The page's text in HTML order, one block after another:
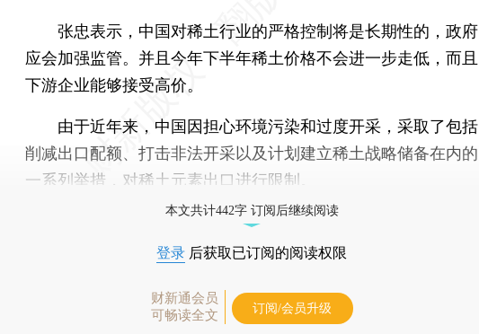
张忠表示，中国对稀土行业的严格控制将是长期性的，政府
应会加强监管。并且今年下半年稀土价格不会进一步走低，而且
下游企业能够接受高价。
由于近年来，中国因担心环境污染和过度开采，采取了包括
削减出口配额、打击非法开采以及计划建立稀土战略储备在内的
一系列举措，对稀土元素出口进行限制。
本文共计442字 订阅后继续阅读
登录 后获取已订阅的阅读权限
财新通会员
可畅读全文
订阅/会员升级